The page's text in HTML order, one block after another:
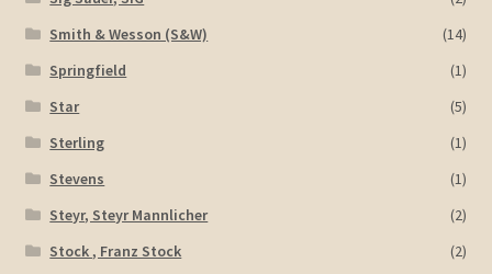
Smith & Wesson (S&W)
(14)
Springfield
(1)
Star
(5)
Sterling
(1)
Stevens
(1)
Steyr, Steyr Mannlicher
(2)
Stock , Franz Stock
(2)